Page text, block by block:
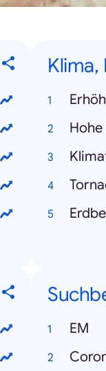
Klima,
EM